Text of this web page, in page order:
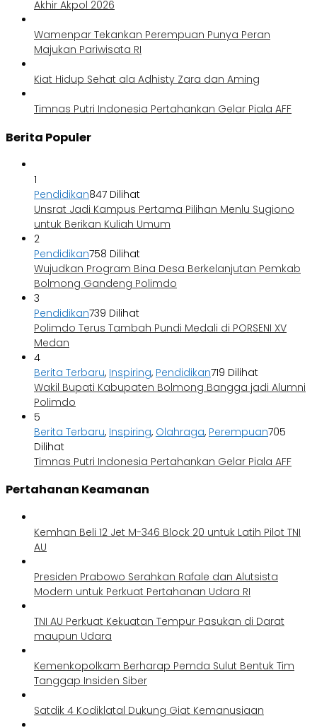
Akhir Akpol 2026
Wamenpar Tekankan Perempuan Punya Peran
Majukan Pariwisata RI
Kiat Hidup Sehat ala Adhisty Zara dan Aming
Timnas Putri Indonesia Pertahankan Gelar Piala AFF
Berita Populer
1
Pendidikan847 Dilihat
Unsrat Jadi Kampus Pertama Pilihan Menlu Sugiono
untuk Berikan Kuliah Umum
2
Pendidikan758 Dilihat
Wujudkan Program Bina Desa Berkelanjutan Pemkab
Bolmong Gandeng Polimdo
3
Pendidikan739 Dilihat
Polimdo Terus Tambah Pundi Medali di PORSENI XV
Medan
4
Berita Terbaru, Inspiring, Pendidikan719 Dilihat
Wakil Bupati Kabupaten Bolmong Bangga jadi Alumni
Polimdo
5
Berita Terbaru, Inspiring, Olahraga, Perempuan705
Dilihat
Timnas Putri Indonesia Pertahankan Gelar Piala AFF
Pertahanan Keamanan
Kemhan Beli 12 Jet M-346 Block 20 untuk Latih Pilot TNI
AU
Presiden Prabowo Serahkan Rafale dan Alutsista
Modern untuk Perkuat Pertahanan Udara RI
TNI AU Perkuat Kekuatan Tempur Pasukan di Darat
maupun Udara
Kemenkopolkam Berharap Pemda Sulut Bentuk Tim
Tanggap Insiden Siber
Satdik 4 Kodiklatal Dukung Giat Kemanusiaan